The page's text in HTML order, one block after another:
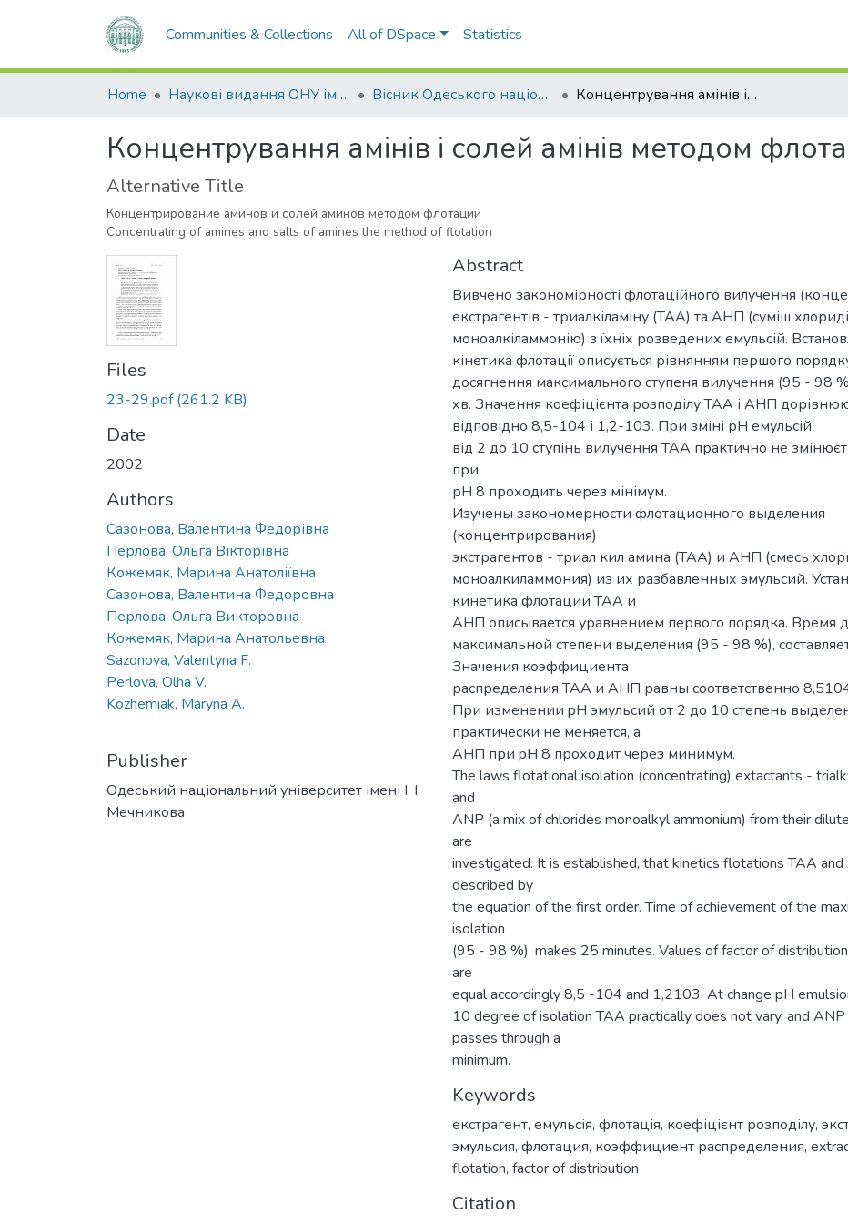
Communities & Collections All of DSpace Statistics
Home Наукові видання ОНУ імені І. І. Мечникова Вісник Одеського національного університету. Хімія Концентрування амінів і солей амінів методом флотації
Концентрування амінів і солей амінів методом
Alternative Title
Концентрирование аминов и солей аминов методом флотации
Concentrating of amines and salts of amines the method of flotation
Files
23-29.pdf(261.2 KB)
Date
2002
Authors
Сазонова, Валентина Федорівна
Перлова, Ольга Вікторівна
Кожемяк, Марина Анатоліївна
Сазонова, Валентина Федоровна
Перлова, Ольга Викторовна
Кожемяк, Марина Анатольевна
Sazonova, Valentyna F.
Perlova, Olha V.
Kozhemiak, Maryna A.
Publisher
Одеський національний університет імені І. І.
Мечникова
Abstract
Вивчено закономірності флотаційного вилучення
екстрагентів - триалкіламіну (ТАА) та АНП (суміш
моноалкіламмонію) з їхніх розведених емульсій.
кінетика флотації описується рівнянням першого
досягнення максимального ступеня вилучення (95 - 98
хв. Значення коефіцієнта розподілу ТАА і АНП
відповідно 8,5-104 і 1,2-103. При зміні рН емульсій
від 2 до 10 ступінь вилучення ТАА практично не
при
рН 8 проходить через мінімум.
Изучены закономерности флотационного выделения
(концентрирования)
экстрагентов - триал кил амина (ТАА) и АНП (смесь
моноалкиламмония) из их разбавленных эмульсий.
кинетика флотации ТАА и
АНП описывается уравнением первого порядка. Время
максимальной степени выделения (95 - 98 %),
Значения коэффициента
распределения ТАА и АНП равны соответственно
При изменении pH эмульсий от 2 до 10 степень
практически не меняется, а
АНП при pH 8 проходит через минимум.
The laws flotational isolation (concentrating) extactants -
and
ANP (a mix of chlorides monoalkyl ammonium) from their
are
investigated. It is established, that kinetics flotations TAA
described by
the equation of the first order. Time of achievement of the
isolation
(95 - 98 %), makes 25 minutes. Values of factor of
are
equal accordingly 8,5 -104 and 1,2103. At change pH
10 degree of isolation TAA practically does not vary, and
passes through a
minimum.
Keywords
екстрагент, емульсія, флотація, коефіцієнт розподілу,
эмульсия, флотация, коэффициент распределения,
flotation, factor of distribution
Citation